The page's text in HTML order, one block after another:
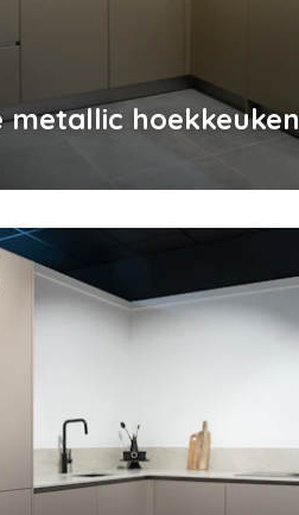
metallic hoekkeuken